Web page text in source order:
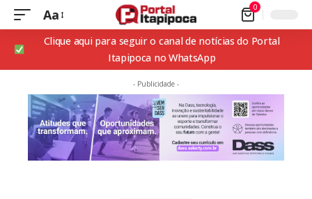
Aa 0
Clique aqui para seguir o canal de notícias do Portal
Itapipoca no WhatsApp
- Publicidade -